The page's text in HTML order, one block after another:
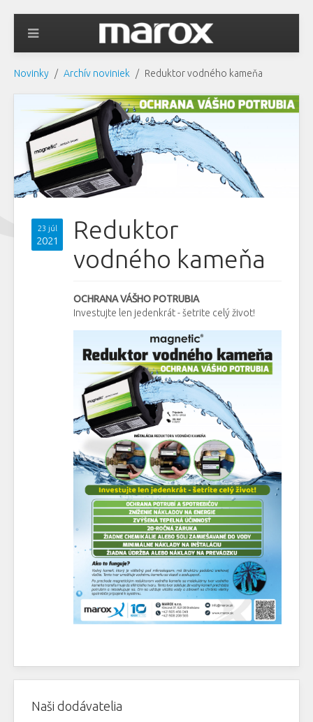
Novinky Archív noviniek Reduktor vodného kameňa
23 júl
2021
Reduktor
vodného kameňa
OCHRANA VÁŠHO POTRUBIA
Investujte len jedenkrát - šetrite celý život!
Naši dodávatelia